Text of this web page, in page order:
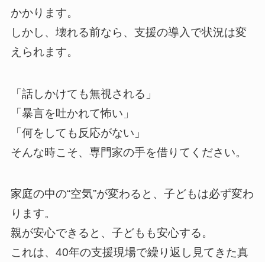
かかります。
しかし、壊れる前なら、支援の導入で状況は変
えられます。
「話しかけても無視される」
「暴言を吐かれて怖い」
「何をしても反応がない」
そんな時こそ、専門家の手を借りてください。
家庭の中の“空気”が変わると、子どもは必ず変わ
ります。
親が安心できると、子どもも安心する。
これは、40年の支援現場で繰り返し見てきた真